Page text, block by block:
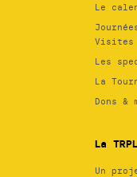
Le
Visites
Les
La
Dons &
La TRPL
Un